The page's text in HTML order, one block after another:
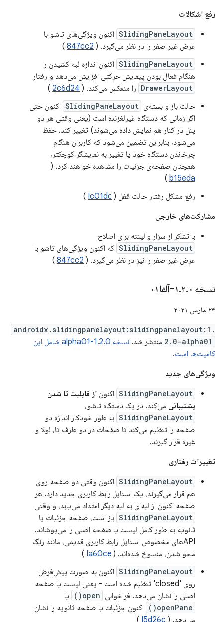
رفع اشکالات
SlidingPaneLayout اکنون ویژگی‌های تاشو با
عرض غیر صفر را در نظر می‌گیرد. ( 847cc2
)
SlidingPaneLayout اکنون اندازه لبه کشیدن را
هنگام فعال بودن پیمایش حرکتی افزایش می‌دهد و رفتار
DrawerLayout را منعکس می‌کند. ( 2c6d24
)
حالت باز و بسته‌ی SlidingPaneLayout اکنون حتی
اگر زمانی که دستگاه غیرلغزنده است (یعنی وقتی هر دو
پنل در کنار هم نمایش داده می‌شوند) تغییر کند، حفظ
می‌شود، بنابراین تضمین می‌شود که کاربران هنگام
چرخاندن دستگاه خود یا تغییر به نمایشگر کوچکتر،
همچنان صفحه‌ی جزئیات را مشاهده خواهند کرد. (
b15eda
)
رفع مشکل رفتار حالت قفل ( Ic01dc
)
مشارکت‌های خارجی
با تشکر از سزار والینته برای اصلاح
SlidingPaneLayout که اکنون ویژگی‌های تاشو با
عرض غیر صفر را نیز در نظر می‌گیرد. ( 847cc2
)
نسخه ۱ .۲.۰-آلفا۰۱
۲۴ مارس ۲۰۲۱
androidx.slidingpanelayout:slidingpanelayout:1.
2.0-alpha01 منتشر شد.
نسخه 1.2.0-alpha01 شامل این
کامیت‌ها است.
ویژگی‌های جدید
SlidingPaneLayout اکنون از قابلیت تا شدن
پشتیبانی می‌کند. در یک دستگاه تاشو،
SlidingPaneLayout به طور خودکار اندازه دو
صفحه را تنظیم می‌کند تا صفحات در دو طرف تا، لولا و
غیره قرار گیرند.
تغییرات رفتاری
SlidingPaneLayout اکنون وقتی دو صفحه روی
هم قرار می‌گیرند، یک استایل رابط کاربری جدید دارد. هر
صفحه اکنون از لبه‌ای به لبه دیگر امتداد می‌یابد، و وقتی
SlidingPaneLayout باز است، صفحه جزئیات یا
ثانویه به طور کامل لیست یا صفحه اصلی را می‌پوشاند.
APIهای مخصوص استایل رابط کاربری قدیمی، مانند رنگ
محو شدن، منسوخ شده‌اند. ( Ia60ce
)
SlidingPaneLayout اکنون به صورت پیش‌فرض
روی 'closed' تنظیم شده است - یعنی لیست یا صفحه
اصلی را نشان می‌دهد. فراخوانی open() یا
openPane()
اکنون جزئیات یا صفحه ثانویه را نشان
می‌دهد. ( I5d26c
)